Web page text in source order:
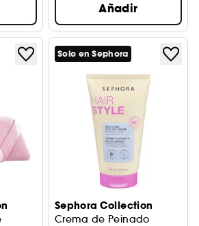
Añadir
Solo en Sephora
Sephora Collection
Crema de Peinado